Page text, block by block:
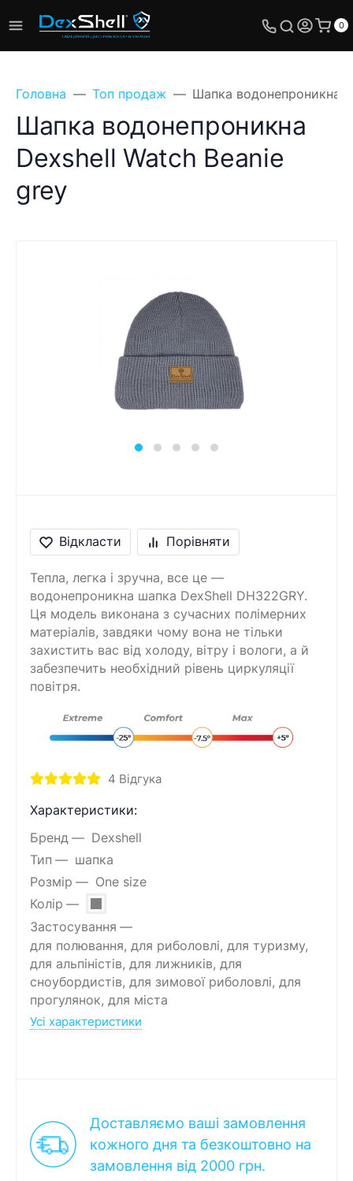
0
Головна Топ продаж Шапка водонепроникна
Шапка водонепроникна
Dexshell Watch Beanie
grey
Відкласти Порівняти
Тепла, легка і зручна, все це —
водонепроникна шапка DexShell DH322GRY.
Ця модель виконана з сучасних полімерних
матеріалів, завдяки чому вона не тільки
захистить вас від холоду, вітру і вологи, а й
забезпечить необхідний рівень циркуляції
повітря.
4 Відгука
Характеристики:
Бренд
Dexshell
Тип
шапка
Розмір
One size
Колір
Застосування
для полювання, для риболовлі, для туризму,
для альпіністів, для лижників, для
сноубордистів, для зимової риболовлі, для
прогулянок, для міста
Усі характеристики
Доставляємо ваші замовлення
кожного дня та безкоштовно на
замовлення від 2000 грн.
Поставте своє
питання, ми
обов'язково відповімо!
Повідомлення